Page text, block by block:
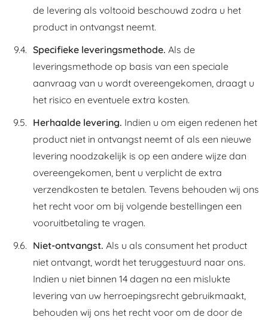
de levering als voltooid beschouwd zodra u het
product in ontvangst neemt.
Specifieke leveringsmethode. Als de
leveringsmethode op basis van een speciale
aanvraag van u wordt overeengekomen, draagt u
het risico en eventuele extra kosten.
Herhaalde levering. Indien u om eigen redenen het
product niet in ontvangst neemt of als een nieuwe
levering noodzakelijk is op een andere wijze dan
overeengekomen, bent u verplicht de extra
verzendkosten te betalen. Tevens behouden wij ons
het recht voor om bij volgende bestellingen een
vooruitbetaling te vragen.
Niet-ontvangst. Als u als consument het product
niet ontvangt, wordt het teruggestuurd naar ons.
Indien u niet binnen 14 dagen na een mislukte
levering van uw herroepingsrecht gebruikmaakt,
behouden wij ons het recht voor om de door de